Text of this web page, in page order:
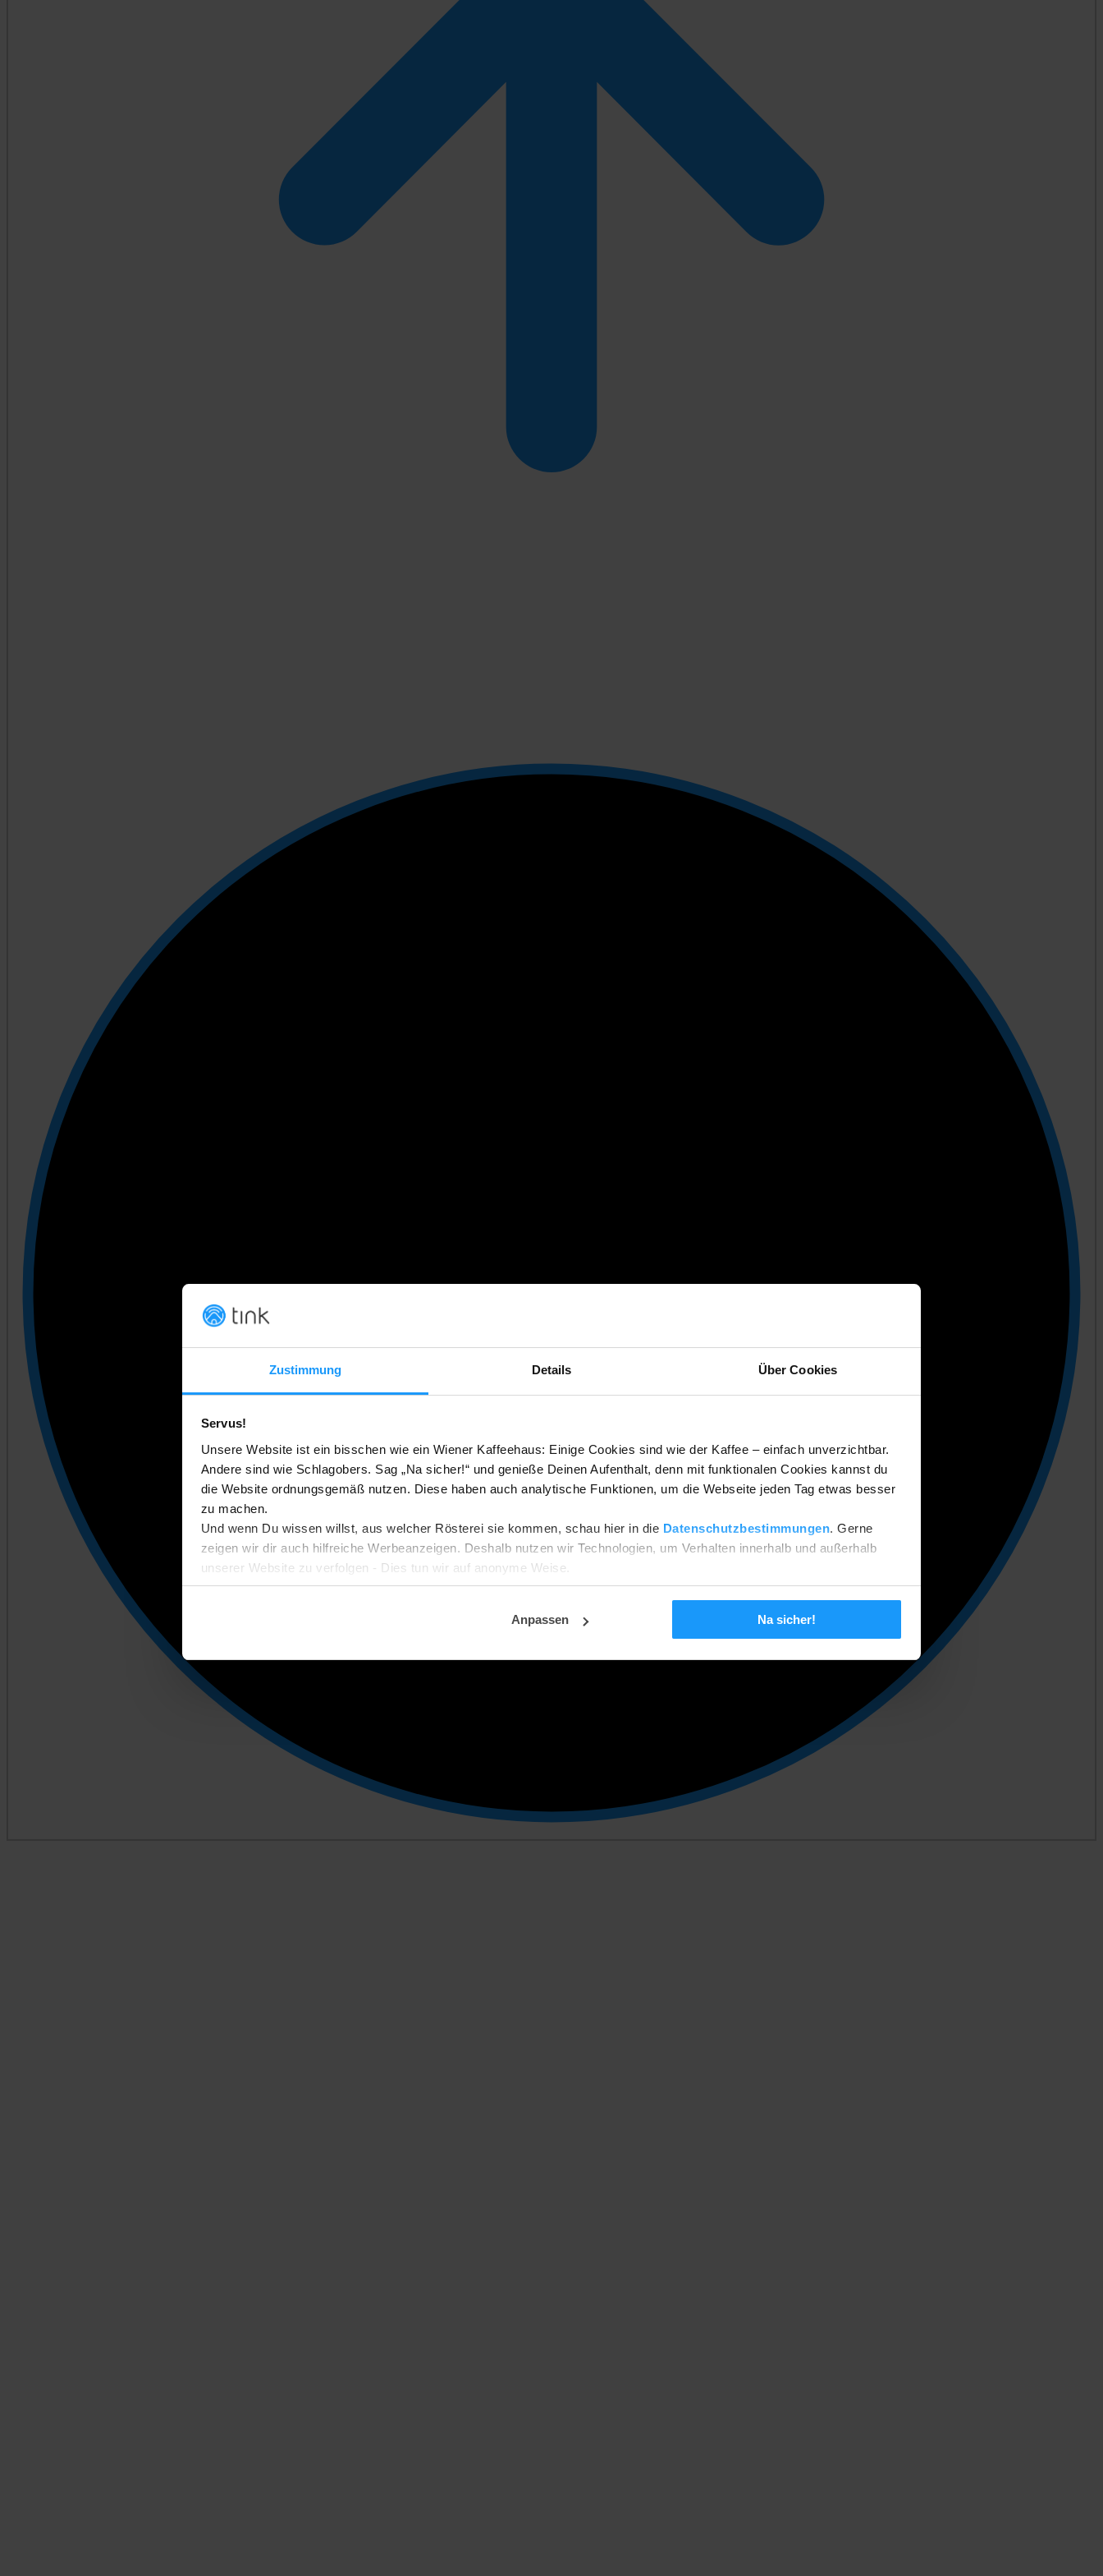
Zustimmung Details Über Cookies
Servus!
Unsere Website ist ein bisschen wie ein Wiener Kaffeehaus: Einige Cookies sind wie der Kaffee – einfach unverzichtbar.
Andere sind wie Schlagobers. Sag „Na sicher!“ und genieße Deinen Aufenthalt, denn mit funktionalen Cookies kannst du
die Website ordnungsgemäß nutzen. Diese haben auch analytische Funktionen, um die Webseite jeden Tag etwas besser
zu machen.
Und wenn Du wissen willst, aus welcher Rösterei sie kommen, schau hier in die Datenschutzbestimmungen. Gerne
zeigen wir dir auch hilfreiche Werbeanzeigen. Deshalb nutzen wir Technologien, um Verhalten innerhalb und außerhalb
unserer Website zu verfolgen - Dies tun wir auf anonyme Weise.
Entscheidest du dich für Ablehnen? Dann werden wir nur funktionale und analytische Cookies setzen. Deine Einstellungen
Anpassen
Na sicher!